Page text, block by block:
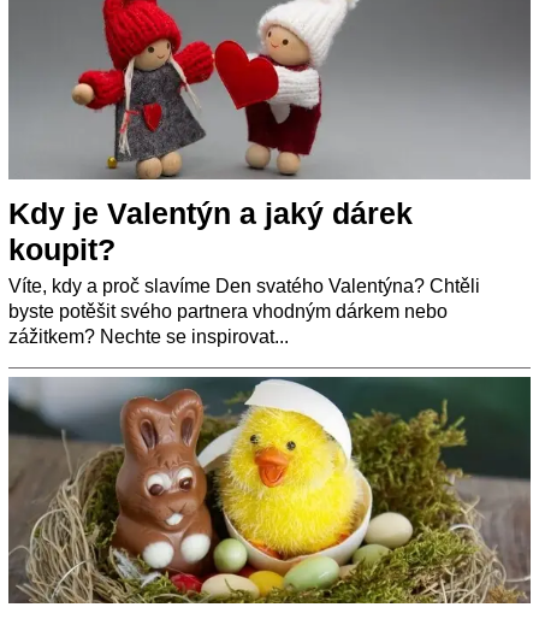
Kdy je Valentýn a jaký dárek
koupit?
Víte, kdy a proč slavíme Den svatého Valentýna? Chtěli
byste potěšit svého partnera vhodným dárkem nebo
zážitkem? Nechte se inspirovat...